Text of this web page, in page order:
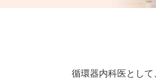
循環器内科医とし